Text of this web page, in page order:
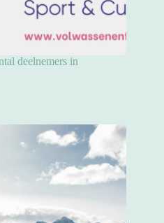
deelnemers in